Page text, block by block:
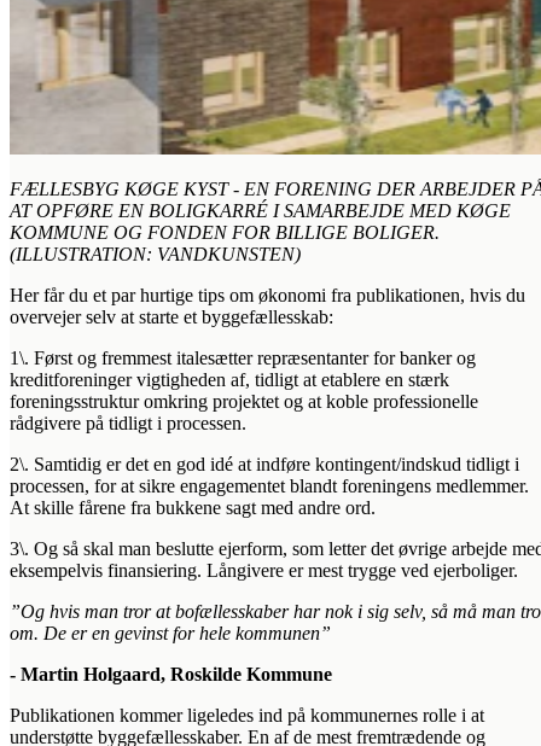
FÆLLESBYG KØGE KYST - EN FORENING DER ARBEJDER
AT OPFØRE EN BOLIGKARRÉ I SAMARBEJDE MED KØGE
KOMMUNE OG FONDEN FOR BILLIGE BOLIGER.
(ILLUSTRATION: VANDKUNSTEN)
Her får du et par hurtige tips om økonomi fra publikationen, hvis du
overvejer selv at starte et byggefællesskab:
1\. Først og fremmest italesætter repræsentanter for banker og
kreditforeninger vigtigheden af, tidligt at etablere en stærk
foreningsstruktur omkring projektet og at koble professionelle
rådgivere på tidligt i processen.
2\. Samtidig er det en god idé at indføre kontingent/indskud tidligt i
processen, for at sikre engagementet blandt foreningens medlemmer.
At skille fårene fra bukkene sagt med andre ord.
3\. Og så skal man beslutte ejerform, som letter det øvrige arbejde
eksempelvis finansiering. Långivere er mest trygge ved ejerboliger.
”Og hvis man tror at bofællesskaber har nok i sig selv, så må man tro
om. De er en gevinst for hele kommunen”
- Martin Holgaard, Roskilde Kommune
Publikationen kommer ligeledes ind på kommunernes rolle i at
understøtte byggefællesskaber. En af de mest fremtrædende og